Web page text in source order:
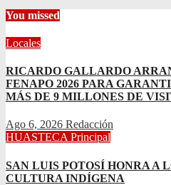
You missed
Locales
RICARDO GALLARDO
FENAPO 2026 PARA
MÁS DE 9 MILLONES DE
Ago 6, 2026 Redacción
HUASTECAPrincipal
SAN LUIS POTOSÍ HONRA A
CULTURA INDÍGENA